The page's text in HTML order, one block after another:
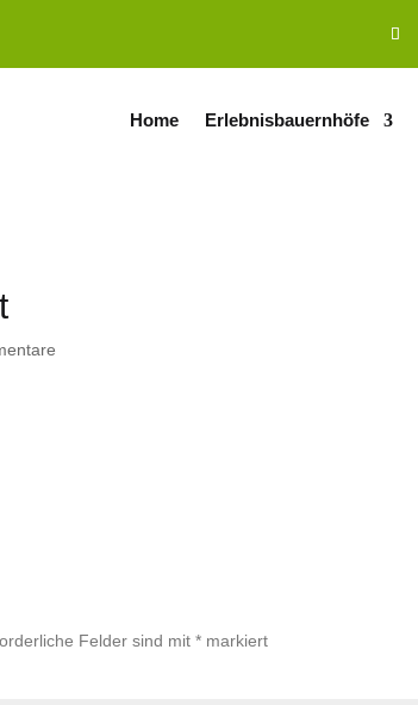
Home Erlebnisbauernhöfe
Felder sind mit* markiert